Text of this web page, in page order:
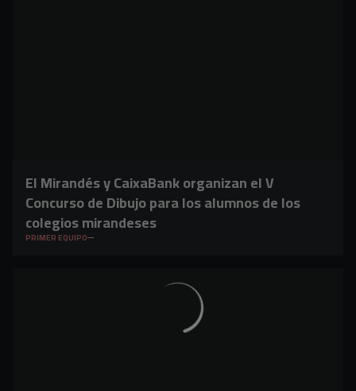
El Mirandés y CaixaBank organizan el V
Concurso de Dibujo para los alumnos de los
colegios mirandeses
PRIMER EQUIPO